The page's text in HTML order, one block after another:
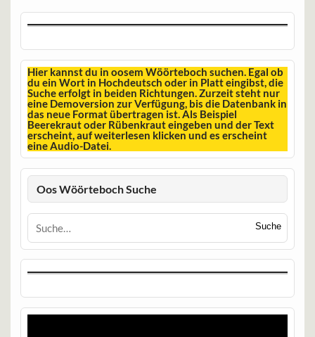
Hier kannst du in oosem Wöörteboch suchen. Egal ob
du ein Wort in Hochdeutsch oder in Platt eingibst, die
Suche erfolgt in beiden Richtungen. Zurzeit steht nur
eine Demoversion zur Verfügung, bis die Datenbank in
das neue Format übertragen ist. Als Beispiel
Beerekraut oder Rübenkraut eingeben und der Text
erscheint, auf weiterlesen klicken und es erscheint
eine Audio-Datei.
Oos Wöörteboch Suche
Suche